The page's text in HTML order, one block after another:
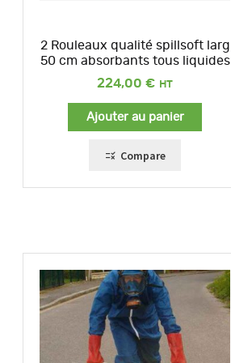
2 Rouleaux qualité spillsoft larg
50 cm absorbants tous liquides
224,00 €
Ajouter au panier
Compare